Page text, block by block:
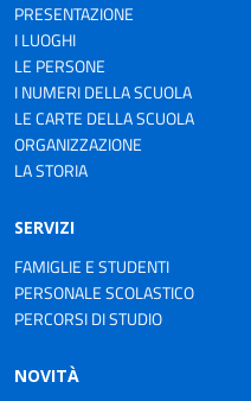
PRESENTAZIONE
I LUOGHI
LE PERSONE
I NUMERI DELLA SCUOLA
LE CARTE DELLA SCUOLA
ORGANIZZAZIONE
LA STORIA
SERVIZI
FAMIGLIE E STUDENTI
PERSONALE SCOLASTICO
PERCORSI DI STUDIO
NOVITÀ